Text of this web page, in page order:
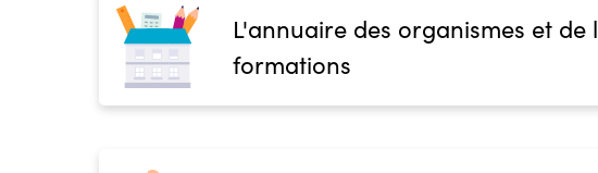
L'annuaire des organismes et de
formations